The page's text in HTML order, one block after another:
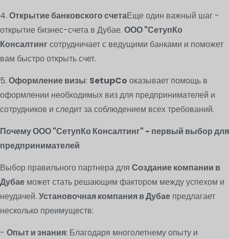
4. Открытие банковского счетаЕще один важный шаг -
открытие бизнес-счета в Дубае. ООО "СетупКо
Консалтингсотрудничает с ведущими банками и поможет
вам быстро открыть счет.
5. Оформление визы: SetupCo оказывает помощь в
оформлении необходимых виз для предпринимателей и
сотрудников и следит за соблюдением всех требований.
Почему ООО "СетупКо Консалтинг" - первый выбор для
предпринимателей
Выбор правильного партнера для Создание компании в
Дубае может стать решающим фактором между успехом и
неудачей. Установочная компания в Дубае предлагает
несколько преимуществ:
- Опыт и знания: Благодаря многолетнему опыту и